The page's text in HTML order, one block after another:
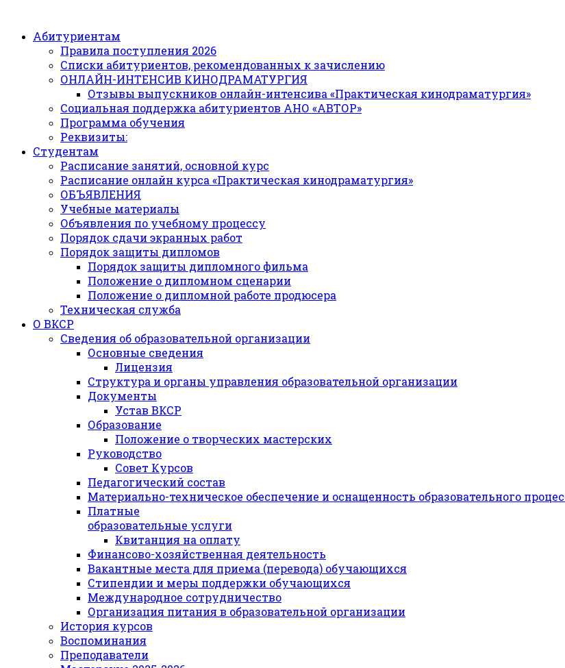
Абитуриентам
Правила поступления 2026
Списки абитуриентов, рекомендованных к зачислению
ОНЛАЙН-ИНТЕНСИВ КИНОДРАМАТУРГИЯ
Отзывы выпускников онлайн-интенсива «Практическая кинодраматургия»
Социальная поддержка абитуриентов АНО «АВТОР»
Программа обучения
Реквизиты:
Студентам
Расписание занятий, основной курс
Расписание онлайн курса «Практическая кинодраматургия»
ОБЪЯВЛЕНИЯ
Учебные материалы
Объявления по учебному процессу
Порядок сдачи экранных работ
Порядок защиты дипломов
Порядок защиты дипломного фильма
Положение о дипломном сценарии
Положение о дипломной работе продюсера
Техническая служба
О ВКСР
Сведения об образовательной организации
Основные сведения
Лицензия
Структура и органы управления образовательной организации
Документы
Устав ВКСР
Образование
Положение о творческих мастерских
Руководство
Совет Курсов
Педагогический состав
Материально-техническое обеспечение и оснащенность образовательного
Платные
образовательные услуги
Квитанция на оплату
Финансово-хозяйственная деятельность
Вакантные места для приема (перевода) обучающихся
Стипендии и меры поддержки обучающихся
Международное сотрудничество
Организация питания в образовательной организации
История курсов
Воспоминания
Преподаватели